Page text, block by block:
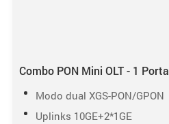
Combo PON Mini OLT - 1 Porta
Modo dual XGS-PON/GPON
Uplinks 10GE+2*1GE